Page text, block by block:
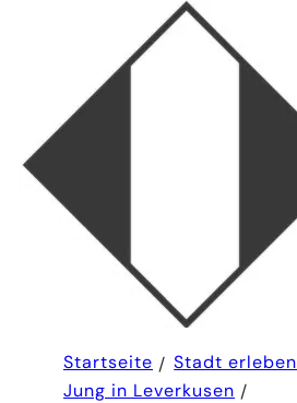
Startseite Stadt erleben
Jung in Leverkusen